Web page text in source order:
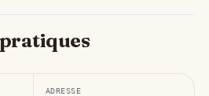
ADRESSE